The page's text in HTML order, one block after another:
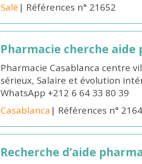
Salé | Références n° 21652
Pharmacie cherche aide
Pharmacie Casablanca centre
sérieux, Salaire et évolution
WhatsApp +212 6 64 33 80 39
Casablanca | Références n°
Recherche d’aide